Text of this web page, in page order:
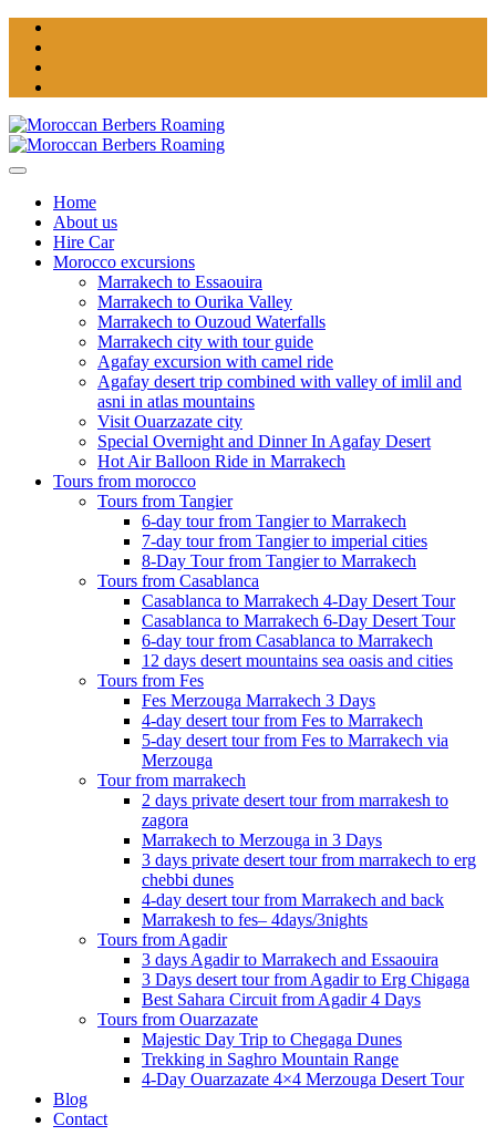
Home
About us
Hire Car
Morocco excursions
Marrakech to Essaouira
Marrakech to Ourika Valley
Marrakech to Ouzoud Waterfalls
Marrakech city with tour guide
Agafay excursion with camel ride
Agafay desert trip combined with valley of imlil and
asni in atlas mountains
Visit Ouarzazate city
Special Overnight and Dinner In Agafay Desert
Hot Air Balloon Ride in Marrakech
Tours from morocco
Tours from Tangier
6-day tour from Tangier to Marrakech
7-day tour from Tangier to imperial cities
8-Day Tour from Tangier to Marrakech
Tours from Casablanca
Casablanca to Marrakech 4-Day Desert Tour
Casablanca to Marrakech 6-Day Desert Tour
6-day tour from Casablanca to Marrakech
12 days desert mountains sea oasis and cities
Tours from Fes
Fes Merzouga Marrakech 3 Days
4-day desert tour from Fes to Marrakech
5-day desert tour from Fes to Marrakech via
Merzouga
Tour from marrakech
2 days private desert tour from marrakesh to
zagora
Marrakech to Merzouga in 3 Days
3 days private desert tour from marrakech to erg
chebbi dunes
4-day desert tour from Marrakech and back
Marrakesh to fes– 4days/3nights
Tours from Agadir
3 days Agadir to Marrakech and Essaouira
3 Days desert tour from Agadir to Erg Chigaga
Best Sahara Circuit from Agadir 4 Days
Tours from Ouarzazate
Majestic Day Trip to Chegaga Dunes
Trekking in Saghro Mountain Range
4-Day Ouarzazate 4×4 Merzouga Desert Tour
Blog
Contact